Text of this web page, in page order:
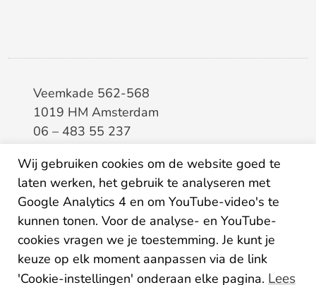
Veemkade 562-568
1019 HM Amsterdam
06 – 483 55 237
BTW8133.20.343.B.01
KvK34207150
IBANNL26ABNA0507435125
Wij gebruiken cookies om de website goed te
laten werken, het gebruik te analyseren met
Google Analytics 4 en om YouTube-video's te
kunnen tonen. Voor de analyse- en YouTube-
cookies vragen we je toestemming. Je kunt je
keuze op elk moment aanpassen via de link
'Cookie-instellingen' onderaan elke pagina. Lees